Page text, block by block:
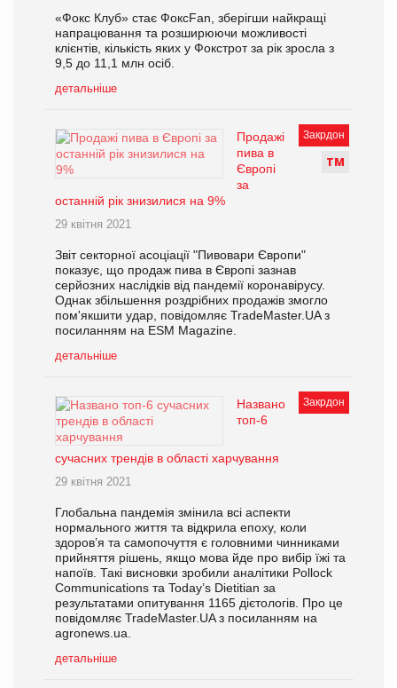
«Фокс Клуб» стає ФоксFan, зберігши найкращі
напрацювання та розширюючи можливості
клієнтів, кількість яких у Фокстрот за рік зросла з
9,5 до 11,1 млн осіб.
детальніше
Закрдон
ТМ
Продажі
пива в
Європі
за
останній рік знизилися на 9%
29 квітня 2021
Звіт секторної асоціації "Пивовари Європи"
показує, що продаж пива в Європі зазнав
серйозних наслідків від пандемії коронавірусу.
Однак збільшення роздрібних продажів змогло
пом'якшити удар, повідомляє TradeMaster.UA з
посиланням на ESM Magazine.
детальніше
Закрдон
Названо
топ-6
сучасних трендів в області харчування
29 квітня 2021
Глобальна пандемія змінила всі аспекти
нормального життя та відкрила епоху, коли
здоров’я та самопочуття є головними чинниками
прийняття рішень, якщо мова йде про вибір їжі та
напоїв. Такі висновки зробили аналітики Pollock
Communications та Today’s Dietitian за
результатами опитування 1165 дієтологів. Про це
повідомляє TradeMaster.UA з посиланням на
agronews.ua.
детальніше